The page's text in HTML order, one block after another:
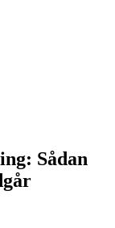
Sådan